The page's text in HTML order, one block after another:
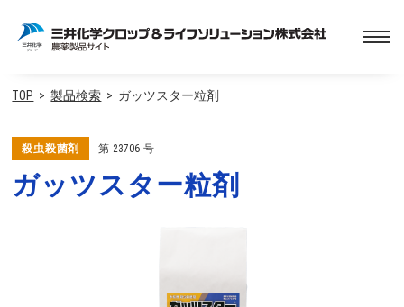
TOP 製品検索 ガッツスター粒剤
殺虫殺菌剤 第 23706 号
ガッツスター粒剤